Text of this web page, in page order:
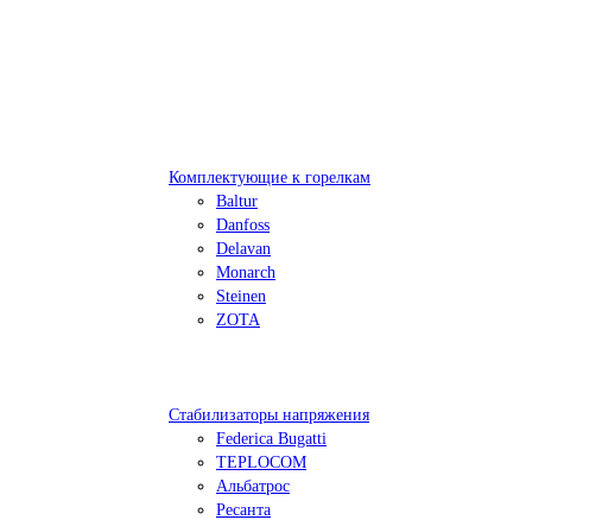
Комплектующие к горелкам
Baltur
Danfoss
Delavan
Monarch
Steinen
ZOTA
Стабилизаторы напряжения
Federica Bugatti
TEPLOCOM
Альбатрос
Ресанта